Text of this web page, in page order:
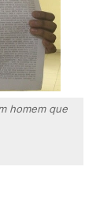
homem que